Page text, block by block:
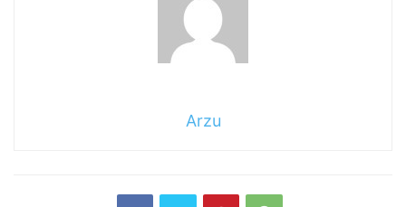
Arzu